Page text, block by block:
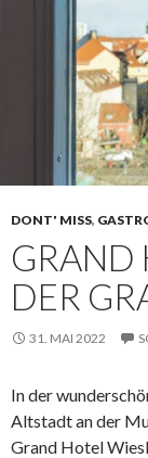
DONT' MISS,
GRAND
DER
31. MAI 2022
In der
Altstadt an der
Grand Hotel